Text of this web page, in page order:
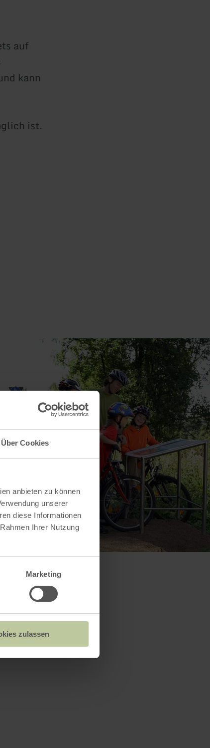
Über Cookies
anbieten zu können
unserer
diese Informationen
Ihrer Nutzung
Marketing
zulassen
auf
kann
ist.